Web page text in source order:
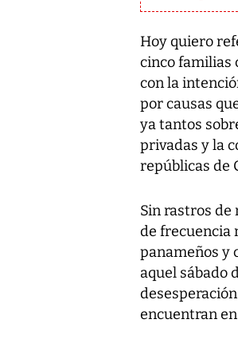
Hoy quiero
cinco familias
con la
por causas
ya tantos
privadas y la
repúblicas de
Sin rastros de
de frecuencia
panameños y
aquel sábado
encuentran